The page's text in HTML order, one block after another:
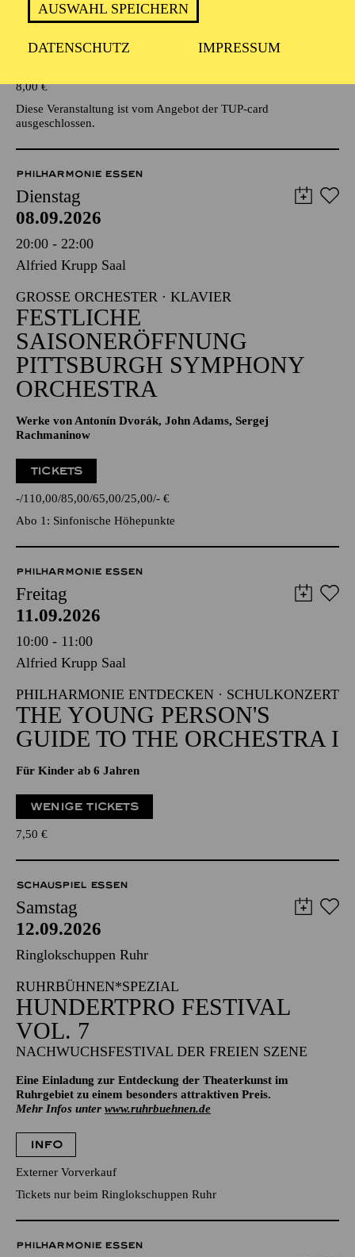
AUSWAHL SPEICHERN
DATENSCHUTZ IMPRESSUM
Veranstalter: Eine Kooperationsveranstaltung mit der Stadt
Essen
8,00€
Diese Veranstaltung ist vom Angebot der TUP-card
ausgeschlossen.
PHILHARMONIE ESSEN
Dienstag
08.09.2026
20:00 - 22:00
Alfried Krupp Saal
GROSSE ORCHESTER · KLAVIER
FESTLICHE
SAISONERÖFFNUNG
PITTSBURGH SYMPHONY
ORCHESTRA
Werke von Antonín Dvorák, John Adams, Sergej
Rachmaninow
TICKETS
- 110,00 85,00 65,00 25,00 - €
Abo 1: Sinfonische Höhepunkte
PHILHARMONIE ESSEN
Freitag
11.09.2026
10:00 - 11:00
Alfried Krupp Saal
PHILHARMONIE ENTDECKEN · SCHULKONZERT
THE YOUNG PERSON'S
GUIDE TO THE ORCHESTRA I
Für Kinder ab 6 Jahren
WENIGE TICKETS
7,50 €
SCHAUSPIEL ESSEN
Samstag
12.09.2026
Ringlokschuppen Ruhr
RUHRBÜHNEN*SPEZIAL
HUNDERTPRO FESTIVAL
VOL. 7
NACHWUCHSFESTIVAL DER FREIEN SZENE
Eine Einladung zur Entdeckung der Theaterkunst im
Ruhrgebiet zu einem besonders attraktiven Preis.
Mehr Infos unter www.ruhrbuehnen.de
INFO
Externer Vorverkauf
Tickets nur beim Ringlokschuppen Ruhr
PHILHARMONIE ESSEN